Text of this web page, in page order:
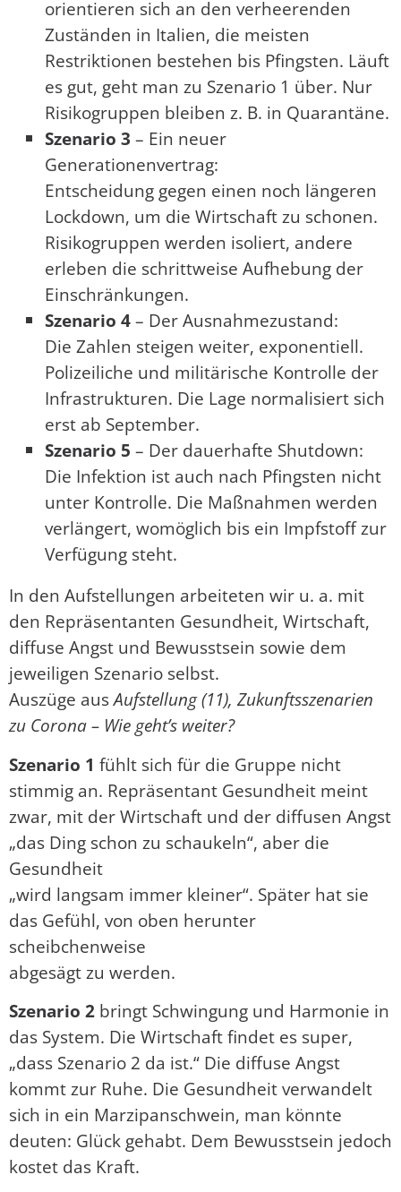
orientieren sich an den verheerenden
Zuständen in Italien, die meisten
Restriktionen bestehen bis Pfingsten. Läuft
es gut, geht man zu Szenario 1 über. Nur
Risikogruppen bleiben z. B. in Quarantäne.
Szenario 3 – Ein neuer
Generationenvertrag:
Entscheidung gegen einen noch längeren
Lockdown, um die Wirtschaft zu schonen.
Risikogruppen werden isoliert, andere
erleben die schrittweise Aufhebung der
Einschränkungen.
Szenario 4– Der Ausnahmezustand:
Die Zahlen steigen weiter, exponentiell.
Polizeiliche und militärische Kontrolle der
Infrastrukturen. Die Lage normalisiert sich
erst ab September.
Szenario 5 – Der dauerhafte Shutdown:
Die Infektion ist auch nach Pfingsten nicht
unter Kontrolle. Die Maßnahmen werden
verlängert, womöglich bis ein Impfstoff zur
Verfügung steht.
In den Aufstellungen arbeiteten wir u. a. mit
den Repräsentanten Gesundheit, Wirtschaft,
diffuse Angst und Bewusstsein sowie dem
jeweiligen Szenario selbst.
Auszüge ausAufstellung (11), Zukunftsszenarien
zu Corona – Wie geht’s weiter?
Szenario 1 fühlt sich für die Gruppe nicht
stimmig an. Repräsentant Gesundheit meint
zwar, mit der Wirtschaft und der diffusen Angst
„das Ding schon zu schaukeln“, aber die
Gesundheit
„wird langsam immer kleiner“. Später hat sie
das Gefühl, von oben herunter
scheibchenweise
abgesägt zu werden.
Szenario 2 bringt Schwingung und Harmonie in
das System. Die Wirtschaft findet es super,
„dass Szenario 2 da ist.“ Die diffuse Angst
kommt zur Ruhe. Die Gesundheit verwandelt
sich in ein Marzipanschwein, man könnte
deuten: Glück gehabt. Dem Bewusstsein jedoch
kostet das Kraft.